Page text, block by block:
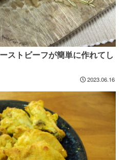
ストビーフが簡単に作れてし
2023.06.16